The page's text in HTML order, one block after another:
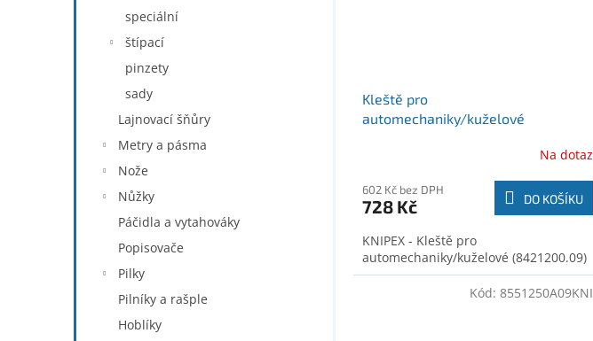
speciální
štípací
pinzety
sady
Lajnovací šňůry
Metry a pásma
Nože
Nůžky
Páčidla a vytahováky
Popisovače
Pilky
Pilníky a rašple
Hoblíky
Kleště pro
automechaniky/kuželové
Na dotaz
602 Kč bez DPH
728 Kč DO KOŠÍKU
KNIPEX - Kleště pro
automechaniky/kuželové (8421200.09)
Kód: 8551250A09KNI